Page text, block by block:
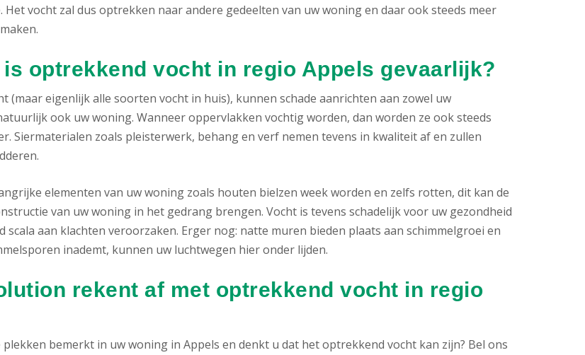
vocht zal dus optrekken naar andere gedeelten van uw woning en daar ook steeds meer
is optrekkend vocht in regio Appels gevaarlijk?
(maar eigenlijk alle soorten vocht in huis), kunnen schade aanrichten aan zowel uw
ook uw woning. Wanneer oppervlakken vochtig worden, dan worden ze ook steeds
Siermaterialen zoals pleisterwerk, behang en verf nemen tevens in kwaliteit af en zullen
elementen van uw woning zoals houten bielzen week worden en zelfs rotten, dit kan de
van uw woning in het gedrang brengen. Vocht is tevens schadelijk voor uw gezondheid
scala aan klachten veroorzaken. Erger nog: natte muren bieden plaats aan schimmelgroei en
inademt, kunnen uw luchtwegen hier onder lijden.
rekent af met optrekkend vocht in regio
bemerkt in uw woning in Appels en denkt u dat het optrekkend vocht kan zijn? Bel ons